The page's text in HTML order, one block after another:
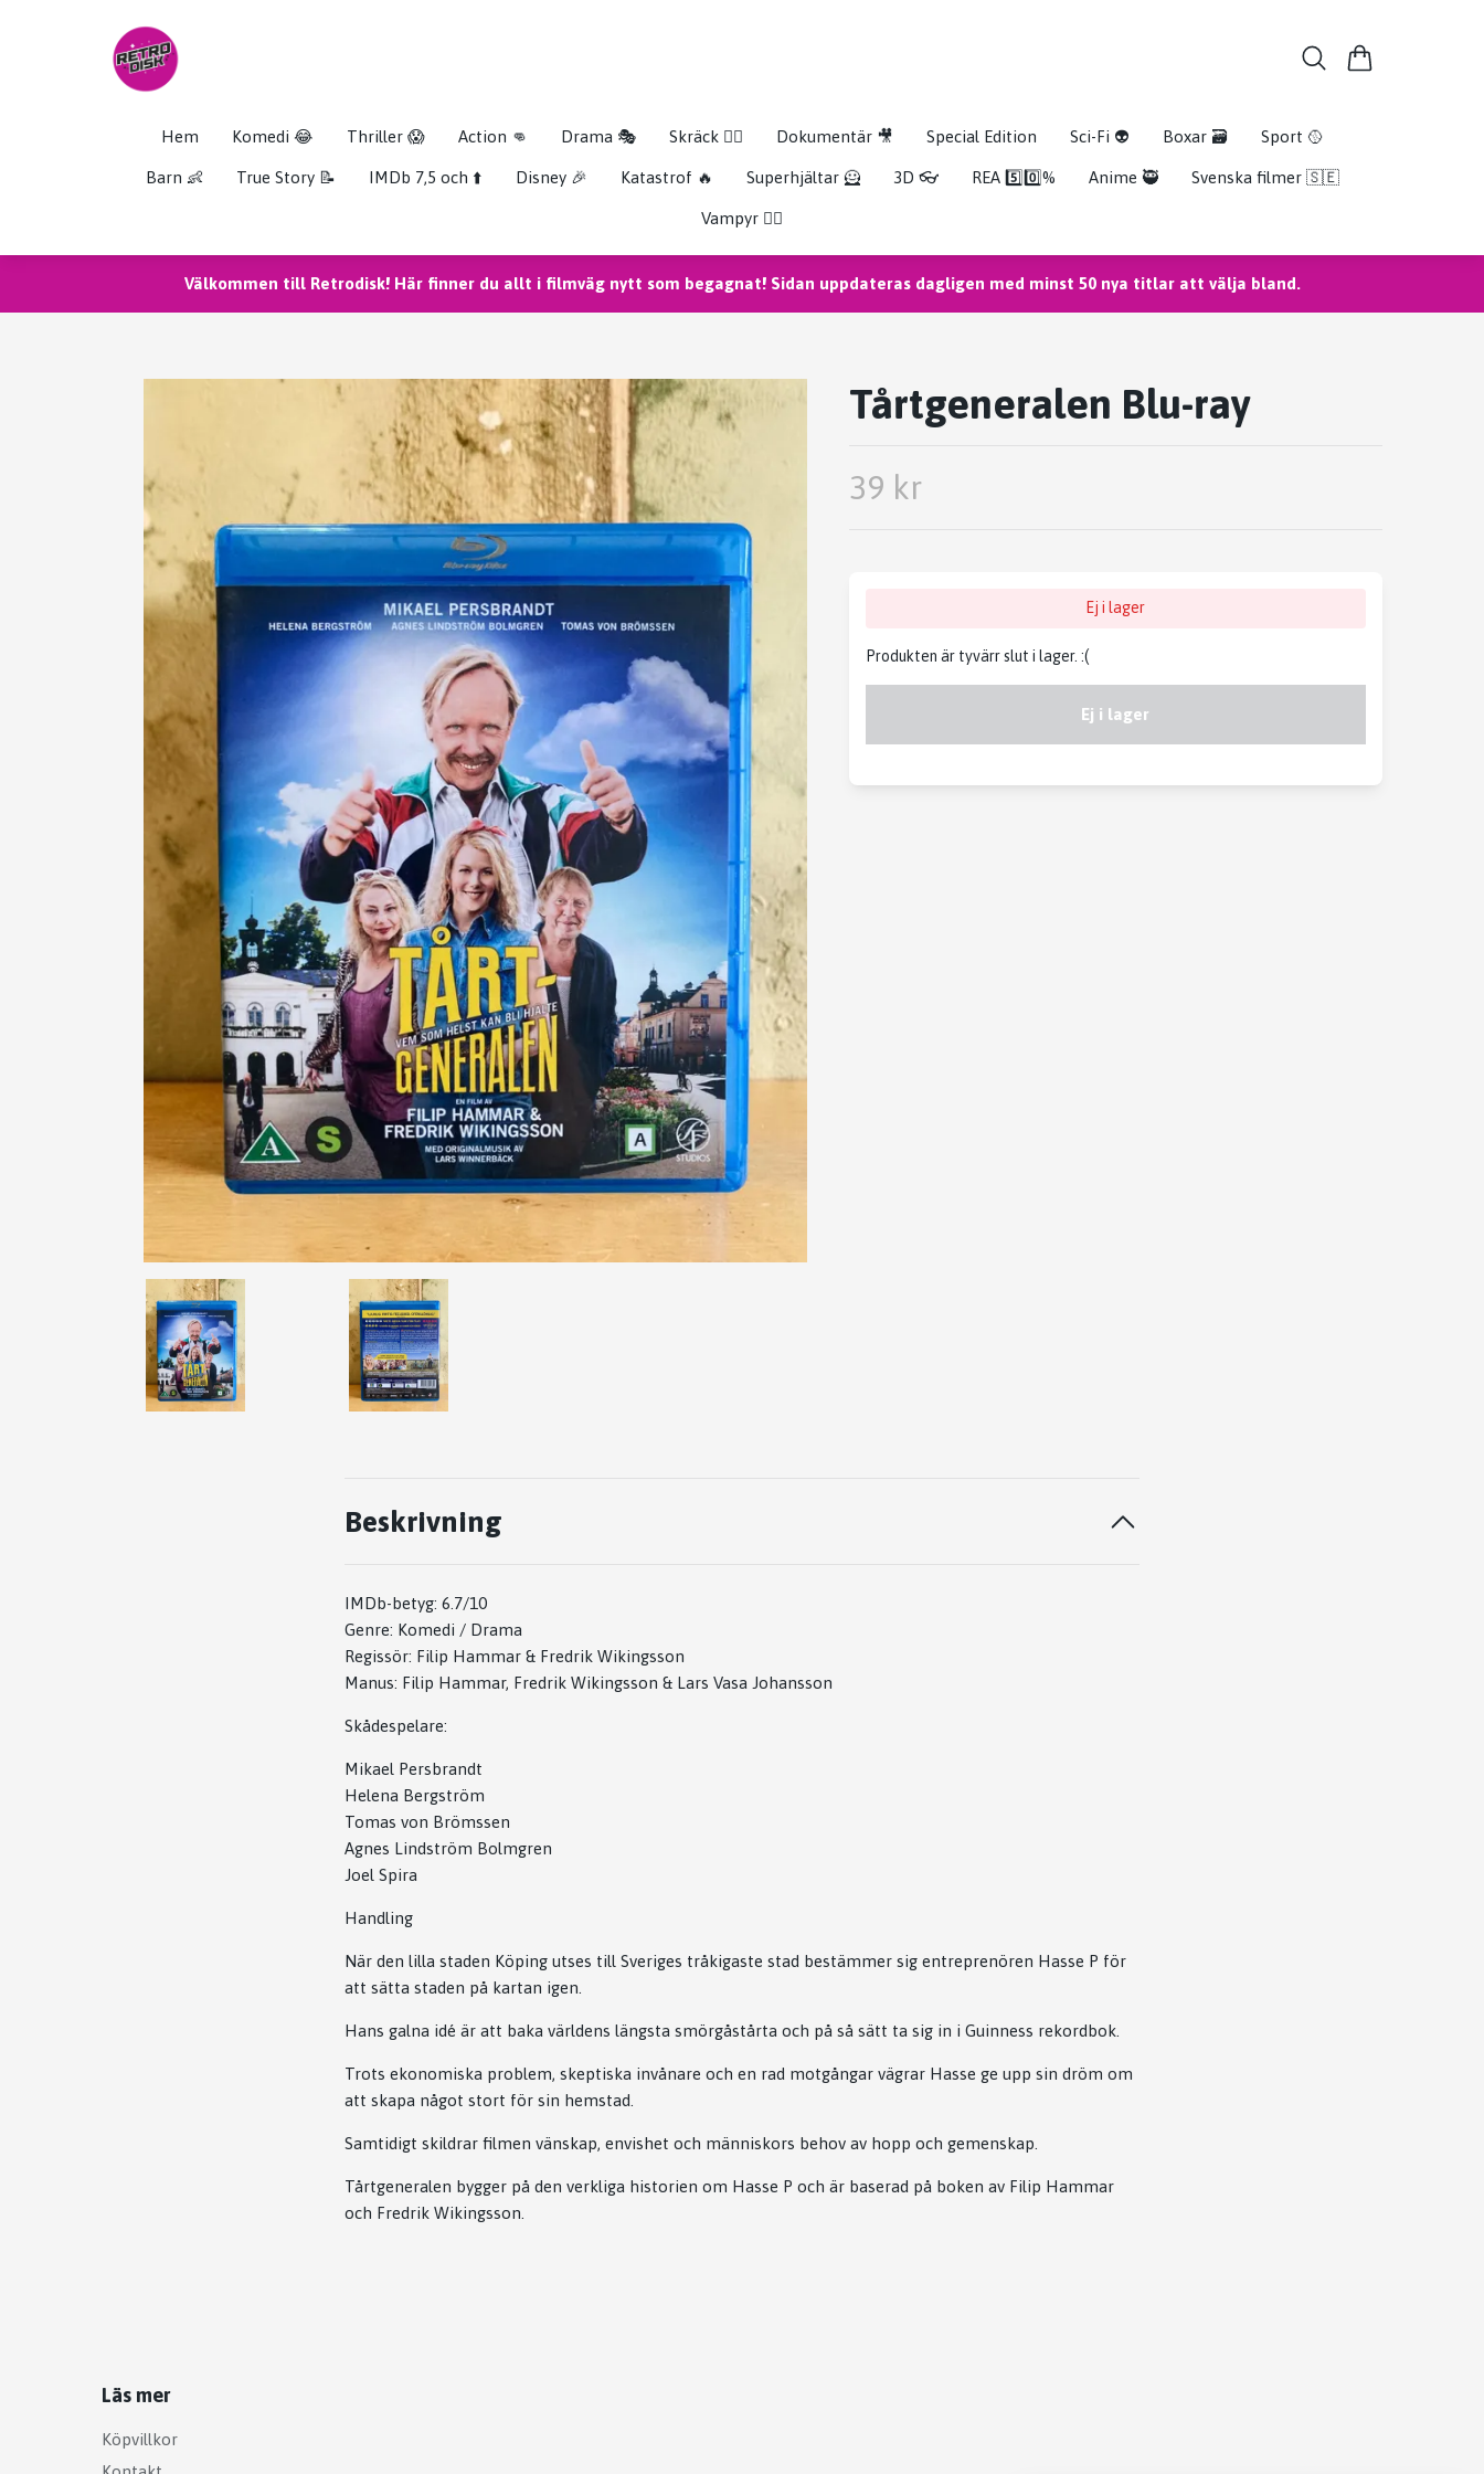
Hem Komedi 😂 Thriller 😱 Action 👊 Drama 🎭 Skräck 🧟‍♂️ Dokumentär 🎥 Special Edition Sci-Fi 👽 Boxar 🗃️ Sport 🥎
Barn 👶 True Story 📝 IMDb 7,5 och ⬆️ Disney 🎉 Katastrof 🔥 Superhjältar 🦸 3D 👓 REA 5️⃣0️⃣% Anime 🥷 Svenska filmer 🇸🇪
Vampyr 🧛‍♀️
Välkommen till Retrodisk! Här finner du allt i filmväg nytt som begagnat! Sidan uppdateras dagligen med minst 50 nya titlar att välja bland.
Tårtgeneralen Blu-ray
39 kr
Ej i lager
Produkten är tyvärr slut i lager. :(
Ej i lager
Beskrivning
IMDb-betyg: 6.7/10
Genre: Komedi / Drama
Regissör: Filip Hammar & Fredrik Wikingsson
Manus: Filip Hammar, Fredrik Wikingsson & Lars Vasa Johansson
Skådespelare:
Mikael Persbrandt
Helena Bergström
Tomas von Brömssen
Agnes Lindström Bolmgren
Joel Spira
Handling
När den lilla staden Köping utses till Sveriges tråkigaste stad bestämmer sig entreprenören Hasse P för
att sätta staden på kartan igen.
Hans galna idé är att baka världens längsta smörgåstårta och på så sätt ta sig in i Guinness rekordbok.
Trots ekonomiska problem, skeptiska invånare och en rad motgångar vägrar Hasse ge upp sin dröm om
att skapa något stort för sin hemstad.
Samtidigt skildrar filmen vänskap, envishet och människors behov av hopp och gemenskap.
Tårtgeneralen bygger på den verkliga historien om Hasse P och är baserad på boken av Filip Hammar
och Fredrik Wikingsson.
Läs mer
Köpvillkor